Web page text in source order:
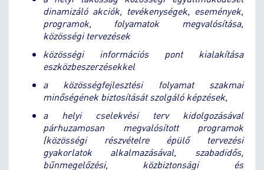
dinamizáló akciók, tevékenységek, események,
programok, folyamatok megvalósítása,
közösségi tervezések
közösségi információs pont kialakítása
eszközbeszerzésekkel
a közösségfejlesztési folyamat szakmai
minőségének biztosítását szolgáló képzések,
a helyi cselekvési terv kidolgozásával
párhuzamosan megvalósított programok
(közösségi részvételre épülő tervezési
gyakorlatok alkalmazásával, szabadidős,
bűnmegelőzési, közbiztonsági és